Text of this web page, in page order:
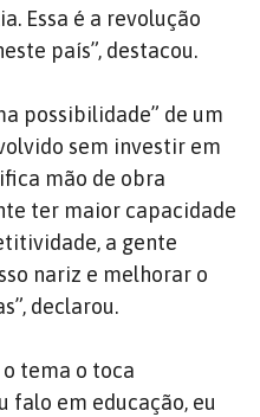
Essa é a revolução
país”, destacou.
possibilidade” de um
sem investir em
mão de obra
ter maior capacidade
a gente
nariz e melhorar o
declarou.
tema o toca
falo em educação, eu